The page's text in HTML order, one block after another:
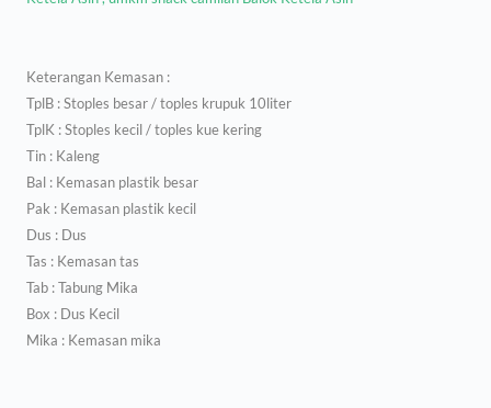
Keterangan Kemasan :
TplB : Stoples besar / toples krupuk 10liter
TplK : Stoples kecil / toples kue kering
Tin : Kaleng
Bal : Kemasan plastik besar
Pak : Kemasan plastik kecil
Dus : Dus
Tas : Kemasan tas
Tab : Tabung Mika
Box : Dus Kecil
Mika : Kemasan mika